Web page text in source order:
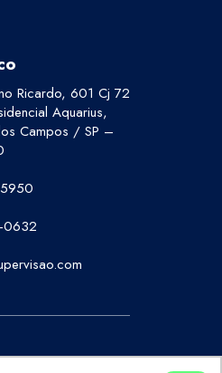
Ricardo, 601 Cj 72
Aquarius,
Campos / SP –
0632